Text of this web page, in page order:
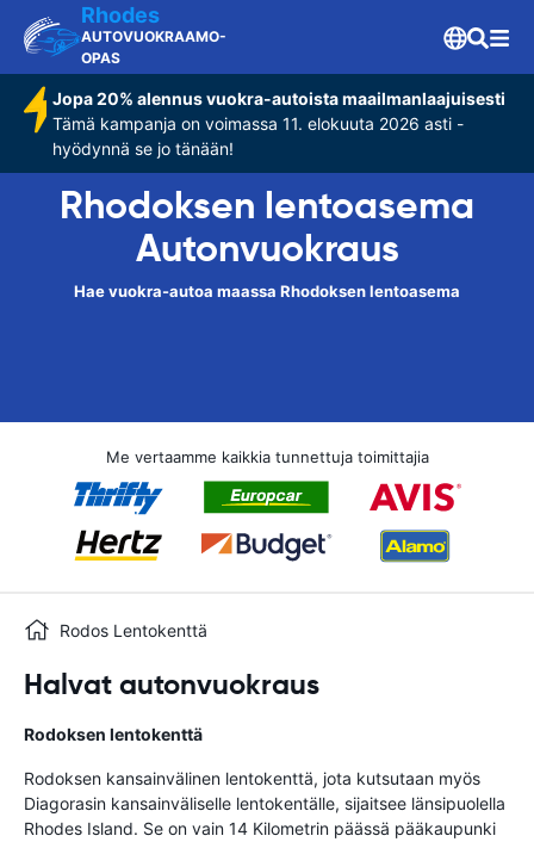
Rhodes
AUTOVUOKRAAMO-
OPAS
Jopa 20% alennus vuokra-autoista maailmanlaajuisesti
Tämä kampanja on voimassa 11. elokuuta 2026 asti -
hyödynnä se jo tänään!
Rhodoksen lentoasema
Autonvuokraus
Hae vuokra-autoa maassa Rhodoksen lentoasema
Me vertaamme kaikkia tunnettuja toimittajia
Rodos Lentokenttä
Halvat autonvuokraus
Rodoksen lentokenttä
Rodoksen kansainvälinen lentokenttä, jota kutsutaan myös
Diagorasin kansainväliselle lentokentälle, sijaitsee länsipuolella
Rhodes Island. Se on vain 14 Kilometrin päässä pääkaupunki